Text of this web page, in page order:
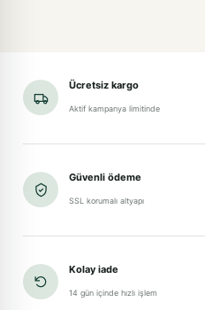
Ücretsiz kargo
Aktif kampanya limitinde
Güvenli ödeme
SSL korumalı altyapı
Kolay iade
14 gün içinde hızlı işlem